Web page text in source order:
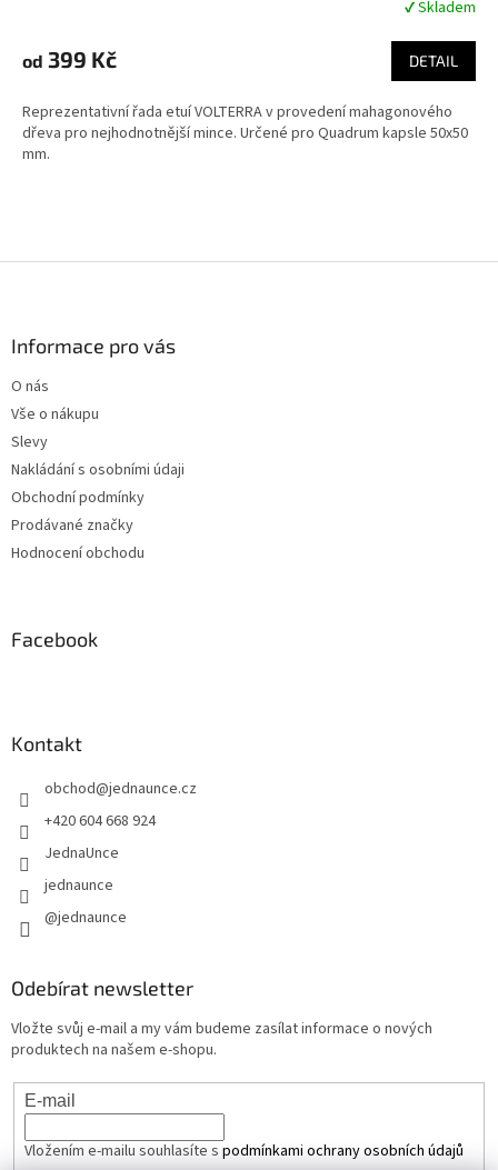
produktu
je
z
5
hvězdiček.
✔ Skladem
od 399 Kč DETAIL
Reprezentativní řada etuí VOLTERRA v provedení mahagonového
dřeva pro nejhodnotnější mince. Určené pro Quadrum kapsle 50x50
mm.
Informace pro vás
O nás
Vše o nákupu
Slevy
Nakládání s osobními údaji
Obchodní podmínky
Prodávané značky
Hodnocení obchodu
Facebook
Kontakt
obchod@jednaunce.cz
+420 604 668 924
JednaUnce
jednaunce
@jednaunce
Odebírat newsletter
Vložte svůj e-mail a my vám budeme zasílat informace o nových
produktech na našem e-shopu.
E-mail
Vložením e-mailu souhlasíte s podmínkami ochrany osobních údajů